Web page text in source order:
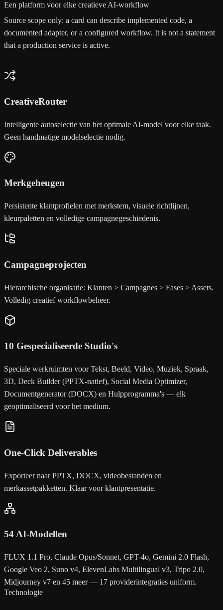
Een platform voor elke creatieve AI-workflow
Source scope only: a card can describe implemented code, a
documented adapter, or a configured workflow. It is not a statement
that a production service is active.
CreativeRouter
Intelligente autoselectie van het optimale AI-model voor elke taak.
Geen handmatige modelselectie nodig.
Merkgeheugen
Persistente klantprofielen met merkstem, visuele richtlijnen,
kleurpaletten en volledige campagnegeschiedenis.
Campagneprojecten
Hierarchische organisatie: Klanten > Campagnes > Fases > Assets.
Volledig creatief workflowbeheer.
10 Gespecialiseerde Studio's
Speciale werkruimten voor Tekst, Beeld, Video, Muziek, Spraak,
3D, Deck Builder (PPTX-natief), Social Media Optimizer,
Documentgenerator (DOCX) en Hulpprogramma's — elk
geoptimaliseerd voor het medium.
One-Click Deliverables
Exporteer naar PPTX, DOCX, videobestanden en
merkassetpakketten. Klaar voor klantpresentatie.
54 AI-Modellen
FLUX 1.1 Pro, Claude Opus/Sonnet, GPT-4o, Gemini 2.0 Flash,
Google Veo 2, Suno v4, ElevenLabs Multilingual v3, Tripo 2.0,
Midjourney v7 en 45 meer — 17 providerintegraties uniform.
Technologie